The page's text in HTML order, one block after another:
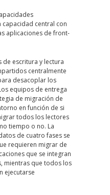
central con
aplicaciones de front-
de escritura y lectura
centralmente
desacoplar los
equipos de entrega
de migración de
en función de si
todos los lectores
tiempo o no. La
de cuatro fases se
requieren migrar de
que se integran
mientras que todos los
ejecutarse